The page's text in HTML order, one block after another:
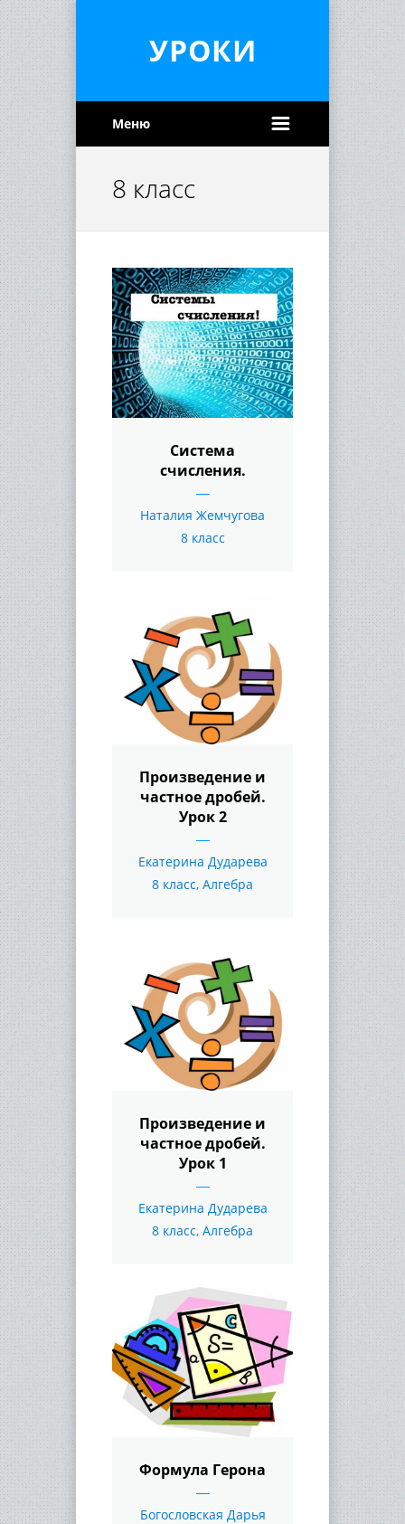
УРОКИ
Меню
8 класс
Система
счисления.
Наталия Жемчугова
8 класс
Произведение и
частное дробей.
Урок 2
Екатерина Дударева
8 класс, Алгебра
Произведение и
частное дробей.
Урок 1
Екатерина Дударева
8 класс, Алгебра
Формула Герона
Богословская Дарья